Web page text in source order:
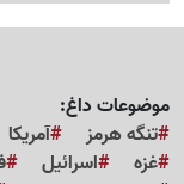
موضوعات داغ:
تنگه هرمز
آمریکا
غزه
اسرائیل